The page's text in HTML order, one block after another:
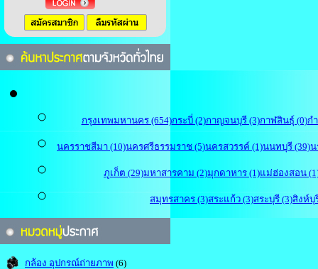
กรุงเทพมหานคร (654)กระบี่ (2)กาญจนบุรี (3)กาฬสินธุ์ (0)ก
นครราชสีมา (10)นครศรีธรรมราช (5)นครสวรรค์ (1)นนทบุรี (39)น
ภูเก็ต (29)มหาสารคาม (2)มุกดาหาร (1)แม่ฮ่องสอน
สมุทรสาคร (3)สระแก้ว (3)สระบุรี (3)สิงห์บุ
กล้อง อุปกรณ์ถ่ายภาพ (6)